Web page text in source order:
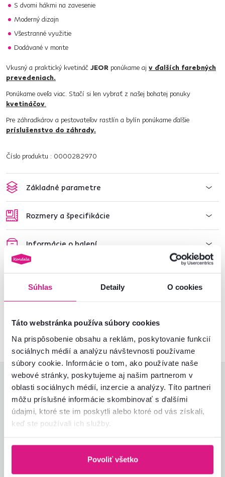
Súhlas Detaily O cookies
Táto webstránka používa súbory cookies
Na prispôsobenie obsahu a reklám, poskytovanie funkcií
sociálnych médií a analýzu návštevnosti používame
súbory cookie. Informácie o tom, ako používate naše
webové stránky, poskytujeme aj našim partnerom v
oblasti sociálnych médií, inzercie a analýzy. Títo partneri
môžu príslušné informácie skombinovať s ďalšími
údajmi, ktoré ste im poskytli alebo ktoré od vás získali,
keď ste používali ich služby.
Povoliť všetko
S dvomi hákmi na zavesenie
Moderný dizajn
Všestranné využitie
Dodávané v monte
Vkusný a praktický kvetináč JEOR ponúkame aj v ďalších farebných
prevedeniach.
Ponúkame oveľa viac. Stačí si len vybrať z našej bohatej ponuky
kvetináčov.
Pre záhradkárov a pestovateľov rastlín a bylín ponúkame ďalšie
príslušenstvo do záhrady.
Číslo produktu : 0000282970
Základné parametre
Rozmery a špecifikácie
Informácie o balení
Nenašli ste požadované informácie?
Kontaktujte nás a my vám radi poradíme
02/ 40 100 100 Spustiť chat
Hodnotenia produktu
4,4
Kvalita výrobku
Zodpovedá očakávaniam
Pomer hodnoty a ceny